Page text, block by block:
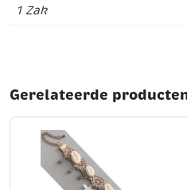
1 Zak
Gerelateerde